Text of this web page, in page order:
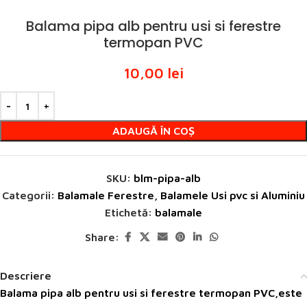
Balama pipa alb pentru usi si ferestre
termopan PVC
10,00 lei
ADAUGĂ ÎN COȘ
SKU: blm-pipa-alb
Categorii: Balamale Ferestre
Balamele Usi pvc si Aluminiu
Etichetă: balamale
Share:
Descriere
Balama pipa alb pentru usi si ferestre termopan PVC,este